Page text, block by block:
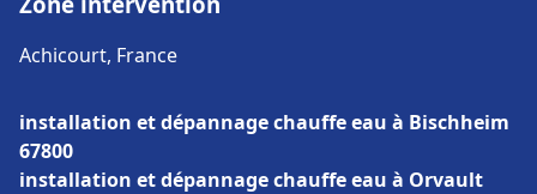
Achicourt, France
installation et dépannage chauffe eau à Bischheim
67800
installation et dépannage chauffe eau à Orvault